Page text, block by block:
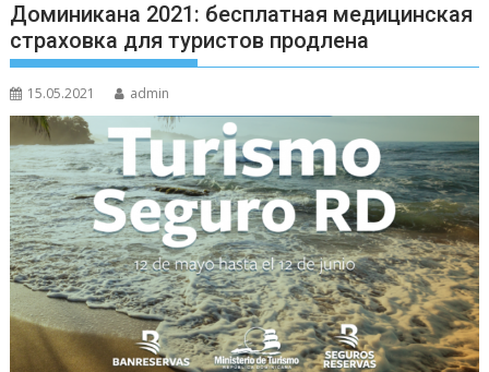
Доминикана 2021: бесплатная медицинская
страховка для туристов продлена
15.05.2021 admin